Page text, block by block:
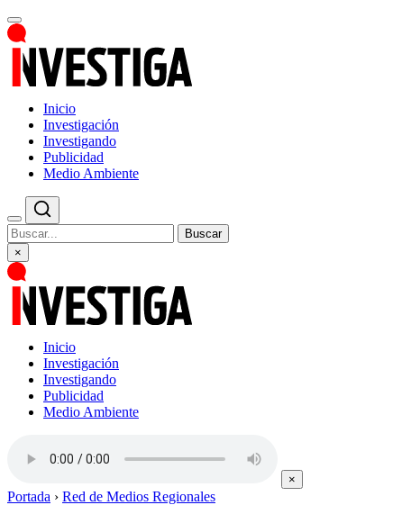
Inicio
Investigación
Investigando
Publicidad
Medio Ambiente
Buscar
×
Inicio
Investigación
Investigando
Publicidad
Medio Ambiente
×
Portada › Red de Medios Regionales